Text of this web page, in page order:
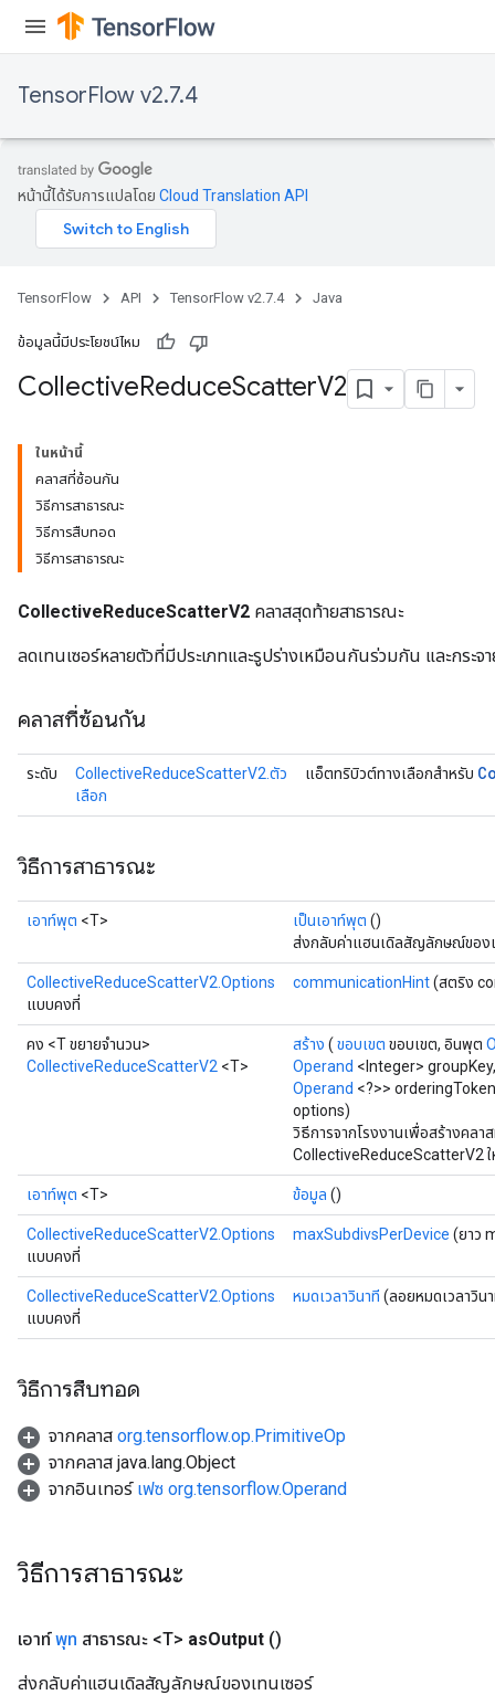
TensorFlow v2.7.4
หน้านี้ได้รับการแปลโดย Cloud Translation API
TensorFlow API TensorFlow v2.7.4 Java
ข้อมูลนี้มีประโยชน์ไหม
CollectiveReduceScatterV2
ในหน้านี้
คลาสที่ซ้อนกัน
วิธีการสาธารณะ
วิธีการสืบทอด
วิธีการสาธารณะ
CollectiveReduceScatterV2 คลาสสุดท้ายสาธารณะ
ลดเทนเซอร์หลายตัวที่มีประเภทและรูปร่างเหมือนกันร่วมกัน และกระจ
คลาสที่ซ้อนกัน
ระดับ
CollectiveReduceScatterV2.ตัว
เลือก
แอ็ตทริบิวต์ทางเลือกสำหรับ
วิธีการสาธารณะ
เอาท์พุต <T> เป็นเอาท์พุต ()
ส่งกลับค่าแฮนเดิลสัญลักษณ์ของ
CollectiveReduceScatterV2.Options
แบบคงที่
communicationHint(สตริง
คง <T ขยายจำนวน>
CollectiveReduceScatterV2 <T>
สร้าง ( ขอบเขต ขอบเขต, อินพุต
Operand <Integer>
Operand <?>>
options)
วิธีการจากโรงงานเพื่อสร้างคลา
CollectiveReduceScatterV2
เอาท์พุต <T> ข้อมูล ()
CollectiveReduceScatterV2.Options
แบบคงที่
maxSubdivsPerDevice (ยาว
CollectiveReduceScatterV2.Options
แบบคงที่
หมดเวลาวินาที (ลอยหมดเวลาวิน
วิธีการสืบทอด
จากคลาส org.tensorflow.op.PrimitiveOp
จากคลาส java.lang.Object
จากอินเทอร์ เฟซ org.tensorflow.Operand
วิธีการสาธารณะ
เอาท์พุท สาธารณะ <T> asOutput ()
ส่งกลับค่าแฮนเดิลสัญลักษณ์ของเทนเซอร์